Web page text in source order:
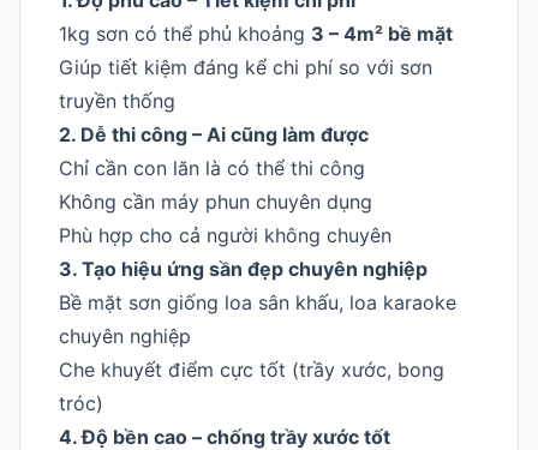
1kg sơn có thể phủ khoảng 3 – 4m² bề mặt
Giúp tiết kiệm đáng kể chi phí so với sơn
truyền thống
2. Dễ thi công – Ai cũng làm được
Chỉ cần con lăn là có thể thi công
Không cần máy phun chuyên dụng
Phù hợp cho cả người không chuyên
3. Tạo hiệu ứng sần đẹp chuyên nghiệp
Bề mặt sơn giống loa sân khấu, loa karaoke
chuyên nghiệp
Che khuyết điểm cực tốt (trầy xước, bong
tróc)
4. Độ bền cao – chống trầy xước tốt